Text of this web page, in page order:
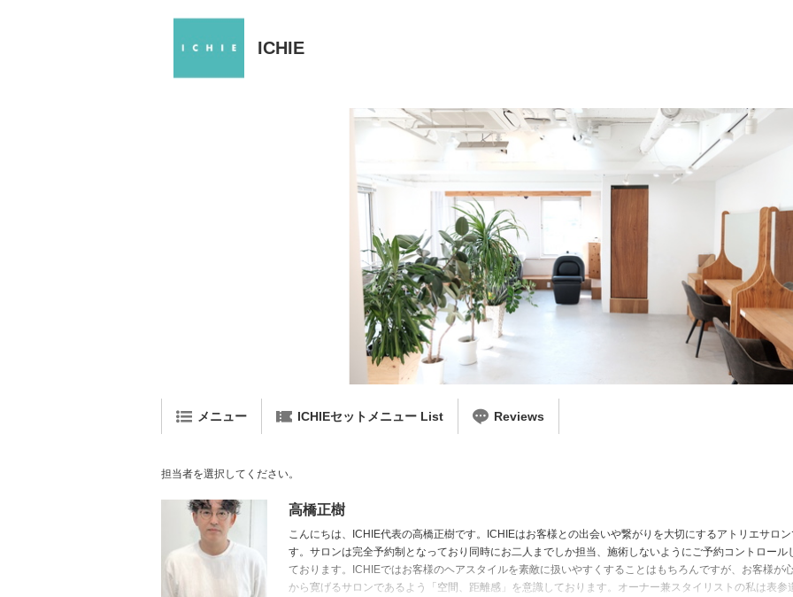
ICHIE
メニュー ICHIEセットメニュー List Reviews
担当者を選択してください。
高橋正樹
こんにちは、ICHIE代表の高橋正樹です。ICHIEはお客様との出会いや繋がりを大切にするアトリエサロ
す。サロンは完全予約制となっており同時にお二人までしか担当、施術しないようにご予約コントロール
ております。ICHIEではお客様のヘアスタイルを素敵に扱いやすくすることはもちろんですが、お客様が
から寛げるサロンであるよう「空間、距離感」を意識しております。オーナー兼スタイリストの私は表参